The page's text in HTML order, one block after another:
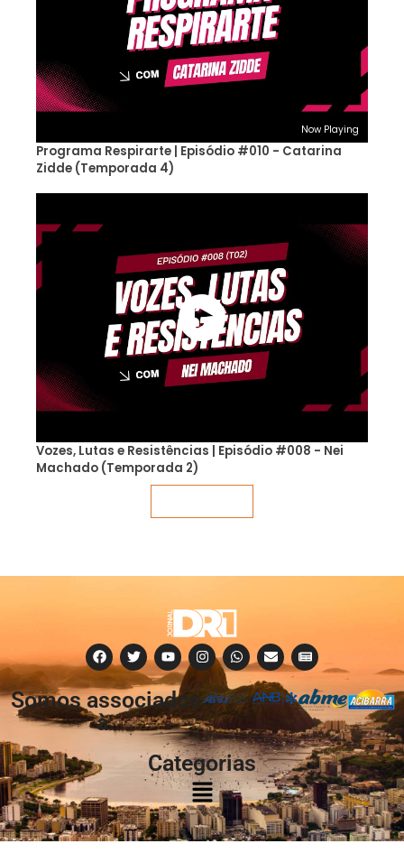
Now Playing
Programa Respirarte | Episódio #010 - Catarina
Zidde (Temporada 4)
Vozes, Lutas e Resistências | Episódio #008 - Nei
Machado (Temporada 2)
Somos associados
à:
Categorias